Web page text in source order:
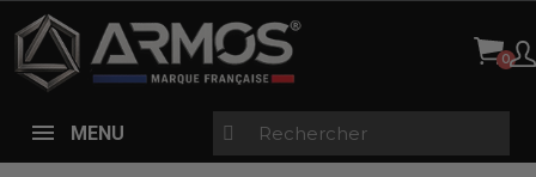
MENU
Panneau de gestion des cookies